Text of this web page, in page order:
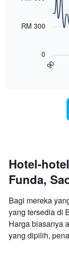
yang
mempunyai
yang
memaparkan
harga
bilik
hujung
minggu
ini
yang
menunjukkan
bagaimana
X
yang
memaparkan
hari
sebelum
penginapan
Carta
mempunyai
90
0
RM 300
Hotel-
Funda,
Bagi mereka
yang tersedia di
Harga biasanya
yang dipilih,